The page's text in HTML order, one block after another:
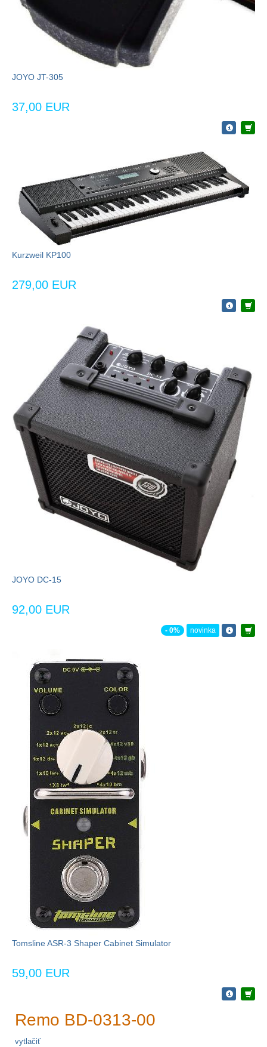
JOYO JT-305
37,00 EUR
Kurzweil KP100
279,00 EUR
JOYO DC-15
92,00 EUR
- 0% novinka
Tomsline ASR-3 Shaper Cabinet Simulator
59,00 EUR
Remo BD-0313-00
vytlačiť